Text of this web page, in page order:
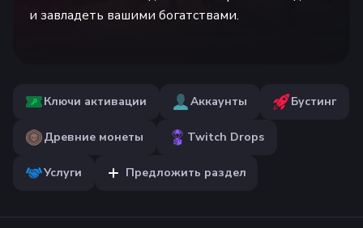
и завладеть вашими богатствами.
Ключи активации Аккаунты Бустинг
Древние монеты Twitch Drops
Услуги Предложить раздел